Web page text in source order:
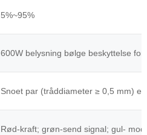
5%~95%
600W belysning bølge beskyttelse
Snoet par (tråddiameter ≥ 0,5 mm)
Rød-kraft; grøn-send signal; gul-